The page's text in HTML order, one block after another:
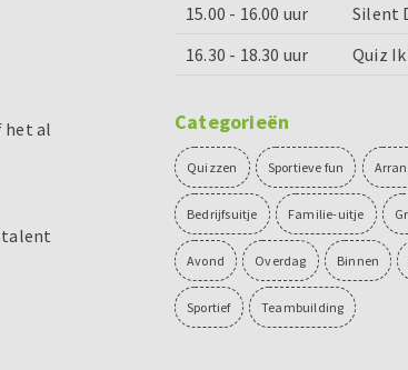
het al
talent
15.00 - 16.00 uur
Silent
16.30 - 18.30 uur
Quiz
Categorieën
Quizzen Sportieve fun
Bedrijfsuitje Familie-uitje
Avond Overdag Binnen
Sportief Teambuilding